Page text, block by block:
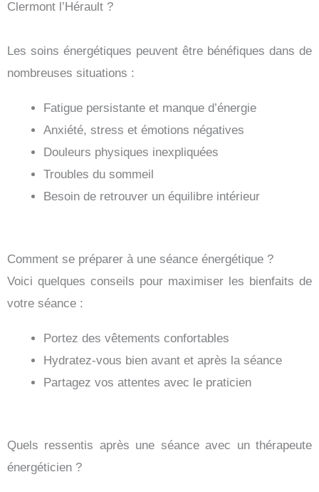
Clermont l’Hérault ?
Les soins énergétiques peuvent être bénéfiques dans de
nombreuses situations :
Fatigue persistante et manque d’énergie
Anxiété, stress et émotions négatives
Douleurs physiques inexpliquées
Troubles du sommeil
Besoin de retrouver un équilibre intérieur
Comment se préparer à une séance énergétique ?
Voici quelques conseils pour maximiser les bienfaits de
votre séance :
Portez des vêtements confortables
Hydratez-vous bien avant et après la séance
Partagez vos attentes avec le praticien
Quels ressentis après une séance avec un thérapeute
énergéticien ?